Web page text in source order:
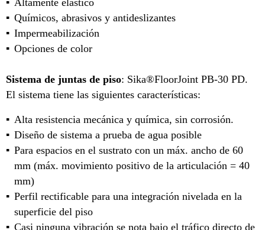
Químicos, abrasivos y antideslizantes
Impermeabilización
Opciones de color
Sistema de juntas de piso: Sika®FloorJoint PB-30 PD.
El sistema tiene las siguientes características:
Alta resistencia mecánica y química, sin corrosión.
Diseño de sistema a prueba de agua posible
Para espacios en el sustrato con un máx. ancho de 60
mm (máx. movimiento positivo de la articulación = 40
mm)
Perfil rectificable para una integración nivelada en la
superficie del piso
Casi ninguna vibración se nota bajo el tráfico directo de